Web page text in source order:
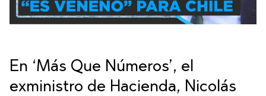
En ‘Más Que Números’, el
exministro de Hacienda, Nicolás